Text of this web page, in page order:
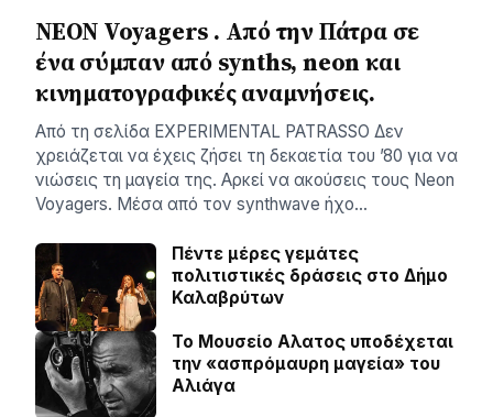
NEON Voyagers . Από την Πάτρα σε
ένα σύμπαν από synths, neon και
κινηματογραφικές αναμνήσεις.
Aπό τη σελίδα ΕXPERIMENTAL PATRASSO Δεν
χρειάζεται να έχεις ζήσει τη δεκαετία του ’80 για να
νιώσεις τη μαγεία της. Αρκεί να ακούσεις τους Neon
Voyagers. Μέσα από τον synthwave ήχο…
Πέντε μέρες γεμάτες
πολιτιστικές δράσεις στο Δήμο
Καλαβρύτων
Το Μουσείο Αλατος υποδέχεται
την «ασπρόμαυρη μαγεία» του
Αλιάγα